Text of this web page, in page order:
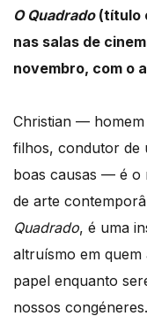
O Quadrado(título
nas salas de
novembro, com o
Christian — homem
filhos, condutor de
boas causas — é o
de arte
Quadrado, é uma
altruísmo em
papel enquanto
nossos